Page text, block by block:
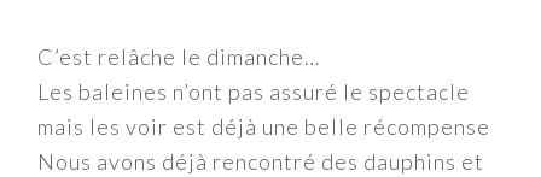
C’est relâche le dimanche…
Les baleines n’ont pas assuré le spectacle
mais les voir est déjà une belle récompense
Nous avons déjà rencontré des dauphins et